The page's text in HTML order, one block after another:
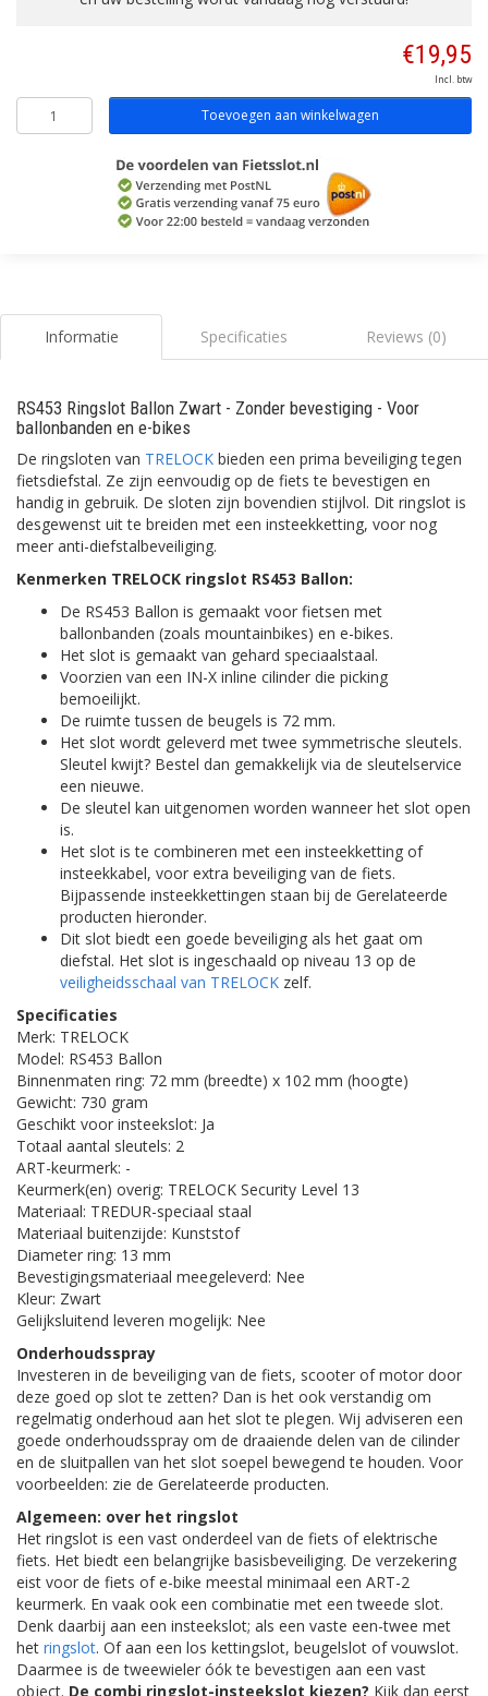
€19,95
Incl. btw
Toevoegen aan winkelwagen
Informatie Specificaties Reviews (0)
RS453 Ringslot Ballon Zwart - Zonder bevestiging - Voor
ballonbanden en e-bikes
De ringsloten van TRELOCK bieden een prima beveiliging tegen
fietsdiefstal. Ze zijn eenvoudig op de fiets te bevestigen en
handig in gebruik. De sloten zijn bovendien stijlvol. Dit ringslot is
desgewenst uit te breiden met een insteekketting, voor nog
meer anti-diefstalbeveiliging.
Kenmerken TRELOCK ringslot RS453 Ballon:
De RS453 Ballon is gemaakt voor fietsen met
ballonbanden (zoals mountainbikes) en e-bikes.
Het slot is gemaakt van gehard speciaalstaal.
Voorzien van een IN-X inline cilinder die picking
bemoeilijkt.
De ruimte tussen de beugels is 72 mm.
Het slot wordt geleverd met twee symmetrische sleutels.
Sleutel kwijt? Bestel dan gemakkelijk via de sleutelservice
een nieuwe.
De sleutel kan uitgenomen worden wanneer het slot open
is.
Het slot is te combineren met een insteekketting of
insteekkabel, voor extra beveiliging van de fiets.
Bijpassende insteekkettingen staan bij de Gerelateerde
producten hieronder.
Dit slot biedt een goede beveiliging als het gaat om
diefstal. Het slot is ingeschaald op niveau 13 op de
veiligheidsschaal van TRELOCK zelf.
Specificaties
Merk: TRELOCK
Model: RS453 Ballon
Binnenmaten ring: 72 mm (breedte) x 102 mm (hoogte)
Gewicht: 730 gram
Geschikt voor insteekslot: Ja
Totaal aantal sleutels: 2
ART-keurmerk: -
Keurmerk(en) overig: TRELOCK Security Level 13
Materiaal: TREDUR-speciaal staal
Materiaal buitenzijde: Kunststof
Diameter ring: 13 mm
Bevestigingsmateriaal meegeleverd: Nee
Kleur: Zwart
Gelijksluitend leveren mogelijk: Nee
Onderhoudsspray
Investeren in de beveiliging van de fiets, scooter of motor door
deze goed op slot te zetten? Dan is het ook verstandig om
regelmatig onderhoud aan het slot te plegen. Wij adviseren een
goede onderhoudsspray om de draaiende delen van de cilinder
en de sluitpallen van het slot soepel bewegend te houden. Voor
voorbeelden: zie de Gerelateerde producten.
Algemeen: over het ringslot
Het ringslot is een vast onderdeel van de fiets of elektrische
fiets. Het biedt een belangrijke basisbeveiliging. De verzekering
eist voor de fiets of e-bike meestal minimaal een ART-2
keurmerk. En vaak ook een combinatie met een tweede slot.
Denk daarbij aan een insteekslot; als een vaste een-twee met
het ringslot. Of aan een los kettingslot, beugelslot of vouwslot.
Daarmee is de tweewieler óók te bevestigen aan een vast
object. De combi ringslot-insteekslot kiezen? Kijk dan eerst